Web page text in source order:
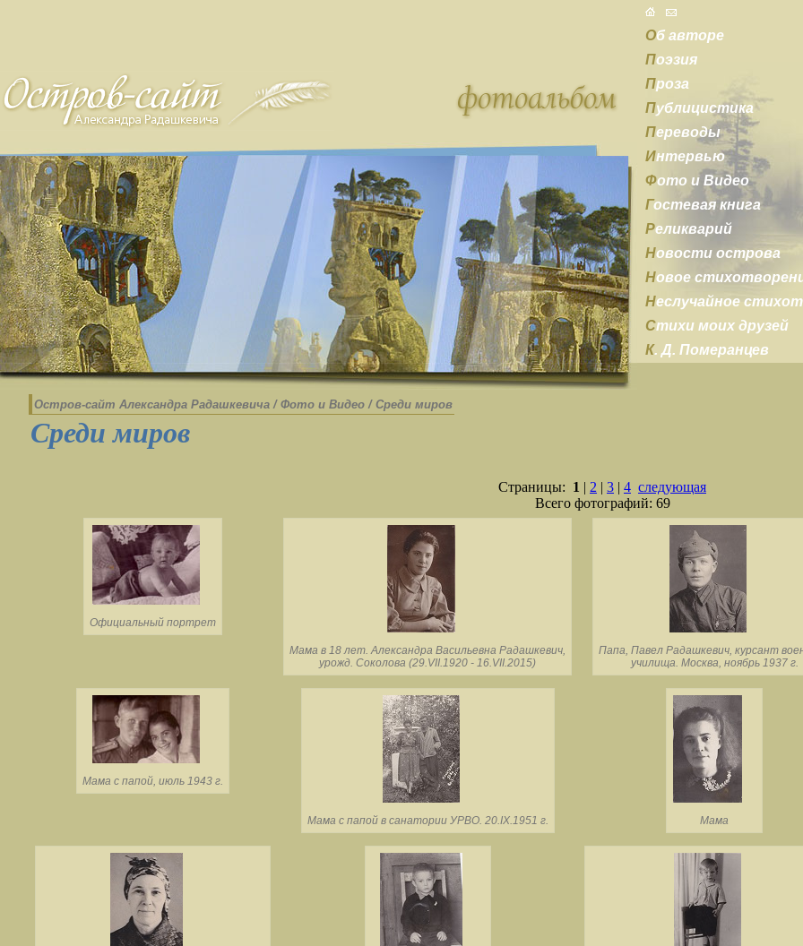
Об авторе
Поэзия
Проза
Публицистика
Переводы
Интервью
Фото и Видео
Гостевая книга
Реликварий
Новости острова
Новое
Неслучайное
Стихи моих друзей
К. Д. Померанцев
Остров-cайт Александра Радашкевича / Фото и Видео / Среди миров
Среди миров
Страницы: 1 | 2 | 3 | 4 следующая
Всего фотографий: 69
Официальный портрет
Мама в 18 лет. Александра Васильевна Радашкевич,
урожд. Соколова (29.VII.1920 - 16.VII.2015)
Папа, Павел Радашкевич, курсант
училища. Москва, ноябрь 1937 г.
Мама с папой, июль 1943 г.
Мама с папой в санатории УРВО. 20.IX.1951 г. Мама